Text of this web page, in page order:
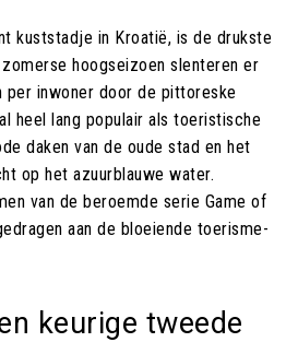
kuststadje in Kroatië, is de drukste
hoogseizoen slenteren er
inwoner door de pittoreske
heel lang populair als toeristische
daken van de oude stad en het
op het azuurblauwe water.
van de beroemde serie Game of
aan de bloeiende toerisme-
keurige tweede